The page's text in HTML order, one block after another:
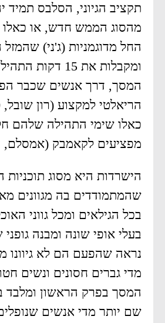
תקציב הגיוני, הסלבס תמיד
מהסוג הממש חדש, או
החל מדוגמניות (ג'ני)
ומקבלות את 15
המסך, דרך אנשים שכבר
הריאלטי למקצוע (רון שובל,
כאלו שימי התהילה שלהם
מפציעים לקאמבק (אמסלם,
הישרדות היא מסוג תוכניות
שהמתמודדים בה מגוונים
בכל הגילאים ומכל גווני
בעלי אופי שונה ומבנה
נראה שהפעם הם לא גיוונו
מדי גברים חסונים ונשים
המסך בפרק הראשון ומלבד
שם יותר מדי אנשים